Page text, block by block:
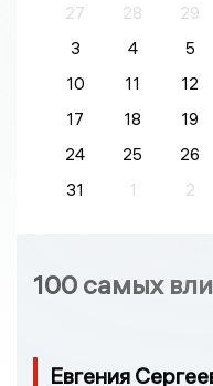
27
28 29
3
4 5
10
11 12
17
18 19
24
25 26
31
1 2
100 самых
Евгения